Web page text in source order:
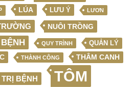
LÚA LƯU Ý LƯƠN
NUÔI TRỒNG
QUY TRÌNH QUẢN LÝ
THÀNH CÔNG THÂM CANH
TRỊ BỆNH TÔM